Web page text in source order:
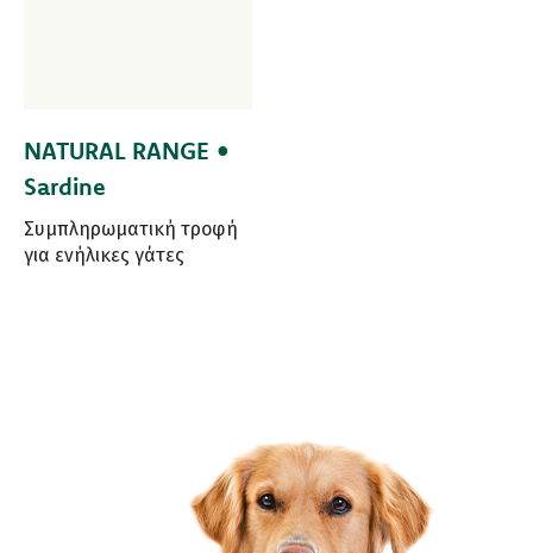
NATURAL RANGE •
Sardine
Συμπληρωματική τροφή
για ενήλικες γάτες